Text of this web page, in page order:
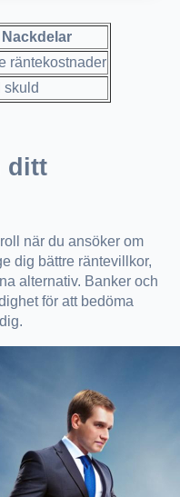
Nackdelar
räntekostnader
skuld
ditt
när du ansöker om
dig bättre räntevillkor,
alternativ. Banker och
för att bedöma